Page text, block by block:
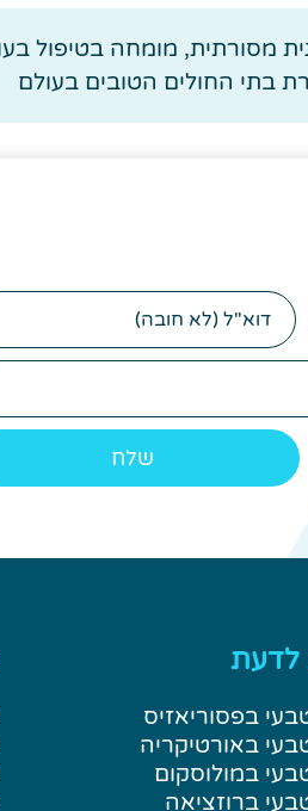
בתי החולים הטובים בעולם
לדעת
בפסוריאזיס
באורטיקריה
במולוסקום
ברוזציאה